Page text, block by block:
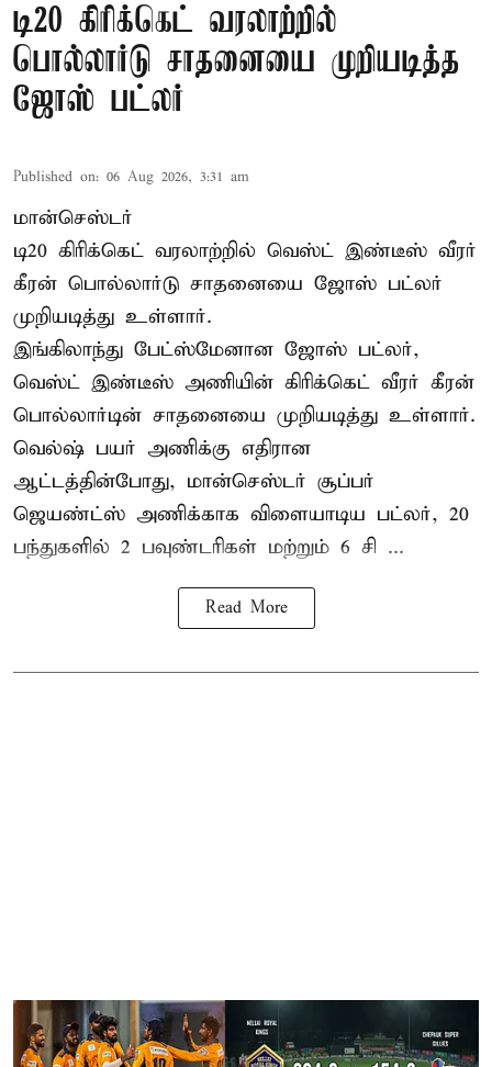
டி20 கிரிக்கெட் வரலாற்றில்
பொல்லார்டு சாதனையை முறியடித்த
ஜோஸ் பட்லர்
Published on: 06 Aug 2026, 3:31 am
மான்செஸ்டர்
டி20 கிரிக்கெட் வரலாற்றில் வெஸ்ட் இண்டீஸ் வீரர்
கீரன் பொல்லார்டு சாதனையை ஜோஸ் பட்லர்
முறியடித்து உள்ளார்.
இங்கிலாந்து பேட்ஸ்மேனான ஜோஸ் பட்லர்,
வெஸ்ட் இண்டீஸ் அணியின் கிரிக்கெட் வீரர் கீரன்
பொல்லார்டின் சாதனையை முறியடித்து உள்ளார்.
வெல்ஷ் பயர் அணிக்கு எதிரான
ஆட்டத்தின்போது, மான்செஸ்டர் சூப்பர்
ஜெயண்ட்ஸ் அணிக்காக விளையாடிய பட்லர், 20
பந்துகளில் 2 பவுண்டரிகள் மற்றும் 6 சி ...
Read More